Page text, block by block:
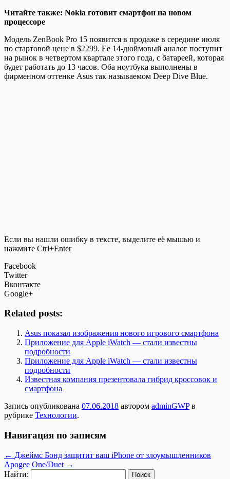
Читайте также: Nokia готовит смартфон на новом
процессоре
Модель ZenBook Pro 15 появится в продаже в середине июля
по стартовой цене в $2299. Ее 14-дюймовый аналог поступит
на рынок в четвертом квартале этого года, с батареей, которая
будет работать до 13 часов. Оба ноутбука выполнены в
фирменном оттенке Asus так называемом Deep Dive Blue.
Если вы нашли ошибку в тексте, выделите её мышью и
нажмите Ctrl+Enter
Facebook
Twitter
Вконтакте
Google+
Related posts:
Asus показал изображения нового игрового смартфона
Приложение для Apple iWatch — стали известны
подробности
Приложение для Apple iWatch — стали известны
подробности
Известная компания презентовала гибрид кроссовок и
смартфона
Запись опубликована 07.06.2018 автором adminGWPв
рубрике Технологии.
Навигация по записям
← Джеймс Бонд защитит ваш iPhone от злоумышленников
Apogee One/Duet →
Найти: